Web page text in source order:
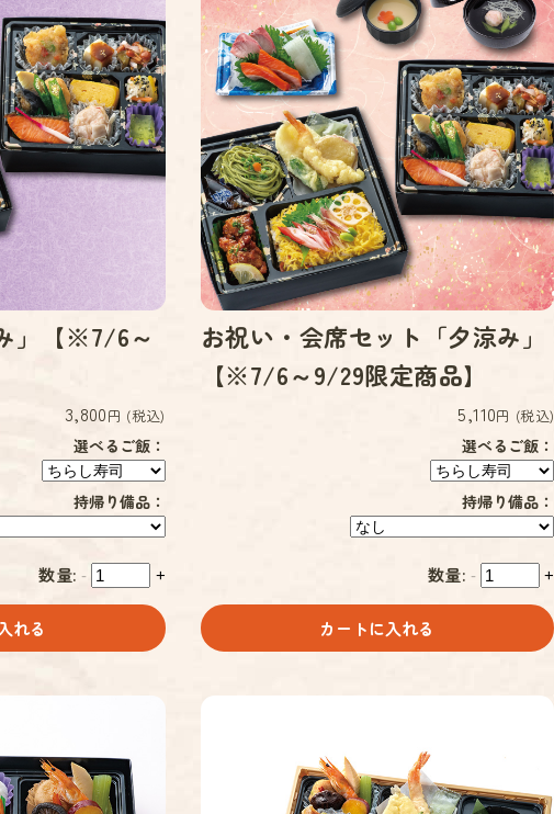
」【※7/6～
3,800円 (税込)
選べるご飯：
持帰り備品：
数量: - +
れる
お祝い・会席セット「夕涼み」
【※7/6～9/29限定商品】
5,110円 (税込)
選べるご飯：
持帰り備品：
数量: - +
カートに入れる